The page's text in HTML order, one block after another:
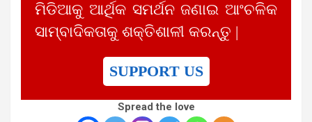
ମିଡିଆକୁ ଆର୍ଥିକ ସମର୍ଥନ ଜଣାଇ ଆଂଚଳିକ
ସାମ୍ବାଦିକତାକୁ ଶକ୍ତିଶାଳୀ କରନ୍ତୁ |
SUPPORT US
Spread the love